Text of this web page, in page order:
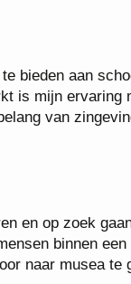
bieden aan
is mijn ervaring
van
en op zoek
binnen
naar musea te